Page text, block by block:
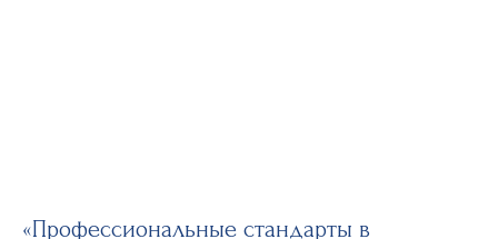
«Профессиональные стандарты в